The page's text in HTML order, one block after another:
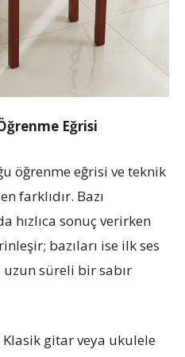
Eğrisi
öğrenme eğrisi ve teknik
farklıdır. Bazı
hızlıca sonuç verirken
bazıları ise ilk ses
süreli bir sabır
Klasik gitar veya ukulele